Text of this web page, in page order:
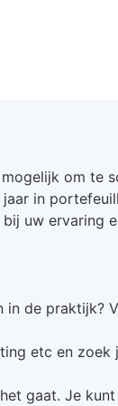
om te
in
uw ervaring
de praktijk?
etc en zoek
gaat. Je